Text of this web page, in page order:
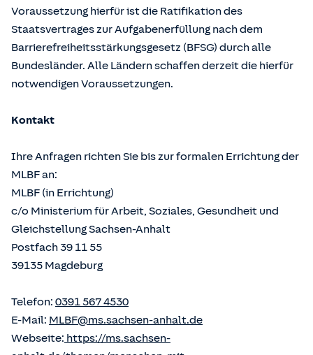
Voraussetzung hierfür ist die Ratifikation des
Staatsvertrages zur Aufgabenerfüllung nach dem
Barrierefreiheitsstärkungsgesetz (BFSG) durch alle
Bundesländer. Alle Ländern schaffen derzeit die hierfür
notwendigen Voraussetzungen.
Kontakt
Ihre Anfragen richten Sie bis zur formalen Errichtung der
MLBF an:
MLBF (in Errichtung)
c/o Ministerium für Arbeit, Soziales, Gesundheit und
Gleichstellung Sachsen-Anhalt
Postfach 39 11 55
39135 Magdeburg
Telefon: 0391 567 4530
E-Mail: MLBF@ms.sachsen-anhalt.de
Webseite: https://ms.sachsen-